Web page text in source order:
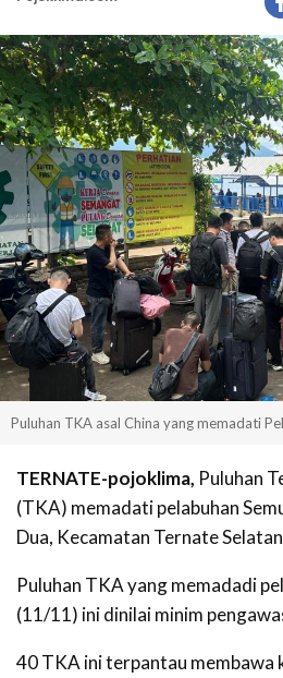
Puluhan TKA asal China yang memadati
TERNATE-pojoklima, Puluhan
(TKA) memadati pelabuhan
Dua, Kecamatan Ternate
Puluhan TKA yang memadadi
(11/11) ini dinilai minim
40 TKA ini terpantau membawa